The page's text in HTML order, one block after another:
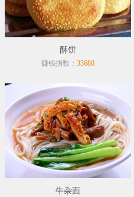
酥饼
赚钱指数： 33680
牛杂面